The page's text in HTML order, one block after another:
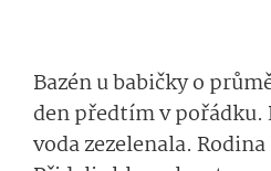
Bazén u babičky o
den předtím v pořádku.
voda zezelenala.